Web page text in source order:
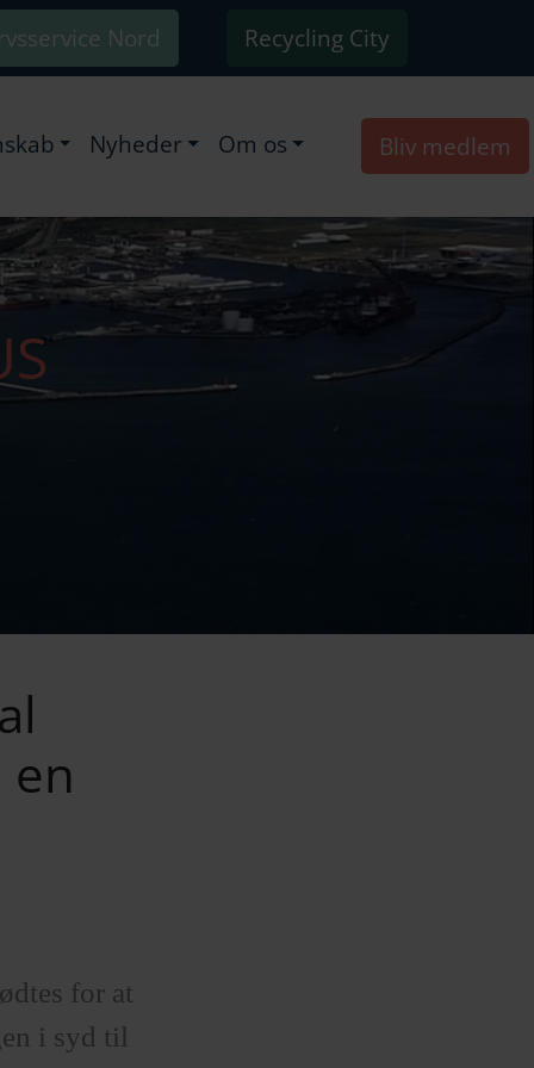
Nord Recycling City
Nyheder Om os Bliv medlem
for at
i syd til